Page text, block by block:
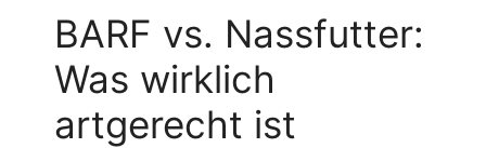
BARF vs. Nassfutter:
Was wirklich
artgerecht ist